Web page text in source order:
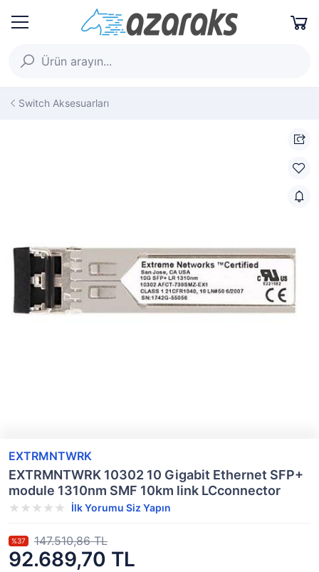
Switch Aksesuarları
EXTRMNTWRK
EXTRMNTWRK 10302 10 Gigabit Ethernet SFP+
module 1310nm SMF 10km link LCconnector
İlk Yorumu Siz Yapın
92.689,70 TL
%37 147.510,86 TL